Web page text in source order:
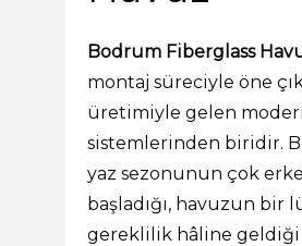
Bodrum Fiberglass
montaj süreciyle öne
üretimiyle gelen
sistemlerinden biridir.
yaz sezonunun çok
başladığı, havuzun bir
gereklilik hâline geldiği